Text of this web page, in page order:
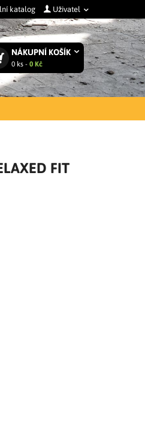
katalog Uživatel
NÁKUPNÍ KOŠÍK
0 ks - 0 Kč
FIT